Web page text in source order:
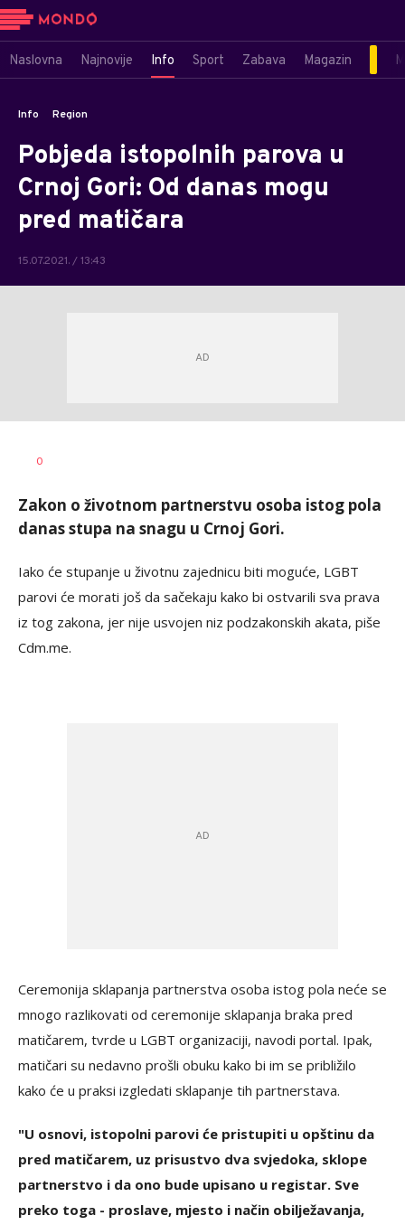
Naslovna Najnovije Info Sport Zabava Magazin
Info Region
Pobjeda istopolnih parova u
Crnoj Gori: Od danas mogu
pred matičara
15.07.2021. / 13:43
AUTOR
0
Zakon o životnom partnerstvu osoba istog pola
danas stupa na snagu u Crnoj Gori.
Iako će stupanje u životnu zajednicu biti moguće, LGBT
parovi će morati još da sačekaju kako bi ostvarili sva prava
iz tog zakona, jer nije usvojen niz podzakonskih akata, piše
Cdm.me.
Ceremonija sklapanja partnerstva osoba istog pola neće se
mnogo razlikovati od ceremonije sklapanja braka pred
matičarem, tvrde u LGBT organizaciji, navodi portal. Ipak,
matičari su nedavno prošli obuku kako bi im se približilo
kako će u praksi izgledati sklapanje tih partnerstava.
"U osnovi, istopolni parovi će pristupiti u opštinu da
pred matičarem, uz prisustvo dva svjedoka, sklope
partnerstvo i da ono bude upisano u registar. Sve
preko toga - proslave, mjesto i način obilježavanja,